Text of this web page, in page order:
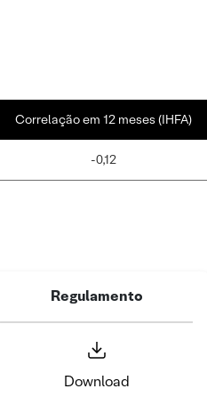
Correlação em 12 meses (IHFA)
-0,12
Regulamento
Download